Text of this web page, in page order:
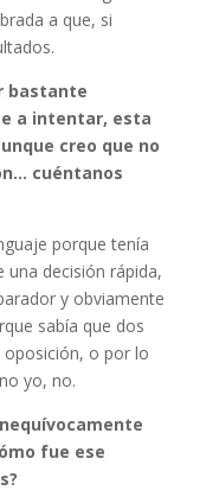
a que, si
bastante
a intentar, esta
creo que no
cuéntanos
porque tenía
decisión rápida,
y obviamente
sabía que dos
o por lo
yo, no.
fue ese